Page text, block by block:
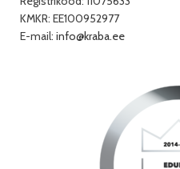
KMKR: EE100952977
E-mail: info@kraba.ee